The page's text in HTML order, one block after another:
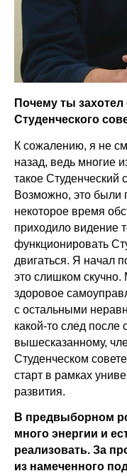
Почему ты захотел
Студенческого
К сожалению, я не
назад, ведь многие
такое Студенческий
Возможно, это были
некоторое время
приходило видение
функционировать
двигаться. Я начал
это слишком скучно.
здоровое
с остальными
какой-то след после
вышесказанному,
Студенческом
старт в рамках
развития.
В предвыборном
много энергии и
реализовать. За
из намеченного